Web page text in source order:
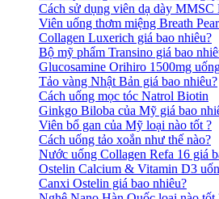
Cách sử dụng viên dạ dày
Viên uống thơm miệng Breath
Collagen Luxerich giá bao nhiêu?
Bộ mỹ phẩm Transino giá bao
Glucosamine Orihiro 1500mg
Tảo vàng Nhật Bản giá bao nhiêu?
Cách uống mọc tóc Natrol Biotin
Ginkgo Biloba của Mỹ giá bao
Viên bổ gan của Mỹ loại nào tốt ?
Cách uống tảo xoắn như thế nào?
Nước uống Collagen Refa 16 giá
Ostelin Calcium & Vitamin D3
Canxi Ostelin giá bao nhiêu?